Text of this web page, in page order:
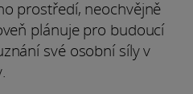
prostředí, neochvějně
plánuje pro budoucí
své osobní síly v